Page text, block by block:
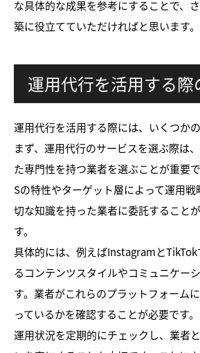
な具体的な成果を参考にすることで、
築に役立てていただければと思います。
運用代行を活用する際
運用代行を活用する際には、いくつか
まず、運用代行のサービスを選ぶ際は
た専門性を持つ業者を選ぶことが重要
Sの特性やターゲット層によって運用
切な知識を持った業者に委託すること
す。
具体的には、例えばInstagramと
るコンテンツスタイルやコミュニケー
す。業者がこれらのプラットフォーム
っているかを確認することが必要です
運用状況を定期的にチェックし、業者